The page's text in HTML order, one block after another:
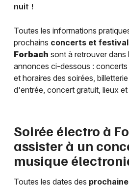
nuit !
Toutes les informations
prochains concerts et
Forbach sont à retrouver dans
annonces ci-dessous : concerts
et horaires des soirées,
d'entrée, concert gratuit, lieux
Soirée électro à
assister à un
musique
Toutes les dates des